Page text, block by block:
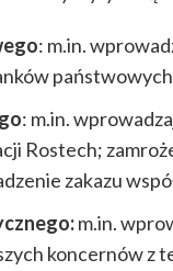
: m.in.
: m.in.
Rostech;
zakazu
m.in.
koncernów z